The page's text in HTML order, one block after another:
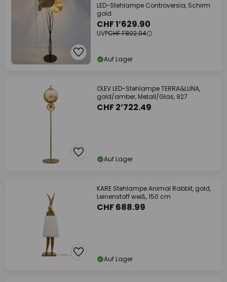
LED-Stehlampe Controversia, Schirm
gold
CHF 1’629.90
UVPCHF 1’802.04
Auf Lager
OLEV LED-Stehlampe TERRA&LUNA,
gold/amber, Metall/Glas, 927
CHF 2’722.49
Auf Lager
KARE Stehlampe Animal Rabbit, gold,
Leinenstoff weiß, 150 cm
CHF 688.99
Auf Lager